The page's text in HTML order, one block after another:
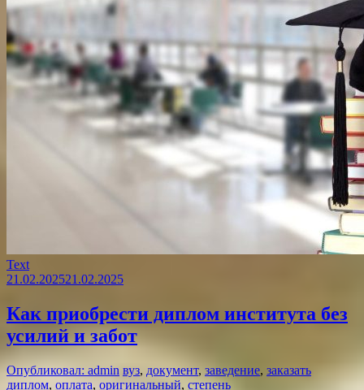
Text
21.02.202521.02.2025
Как приобрести диплом института без
усилий и забот
Опубликовал: admin вуз, документ, заведение, заказать
диплом, оплата, оригинальный, степень